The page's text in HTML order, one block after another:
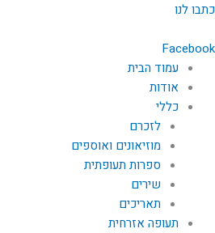
דילוג
כתבו לנו
Facebook
עמוד הבית
אודות
כללי
לזכרם
מוזיאונים ואוספים
ספרות תעופתית
שירים
תאריכים
תעופה אזרחית